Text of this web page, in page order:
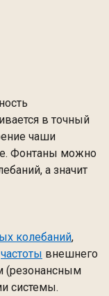
в точный
чаши
Фонтаны можно
а значит
колебаний,
частоты внешнего
(резонансным
системы.